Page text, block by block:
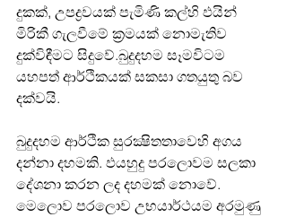
දුකක්, උපද්‍රවයක් පැමිණි කල්හි ඵයින්
මිරිකී ගැලවීමේ ක්‍රමයක් නොමැතිව
දුක්විඳීමට සිදුවේ.බුදුදහම සෑමවිටම
යහපත් ආර්ථිකයක් සකසා ගතයුතු බව
දක්වයි.
බුදුදහම ආර්ථික සුරක්‍ෂිතතාවෙහි අගය
දන්නා දහමකි. ඵයහුදු පරලොවම සලකා
දේශනා කරන ලද දහමක් නොවේ.
‍මෙලොව පරලොව උභයාර්ථයම අරමුණු